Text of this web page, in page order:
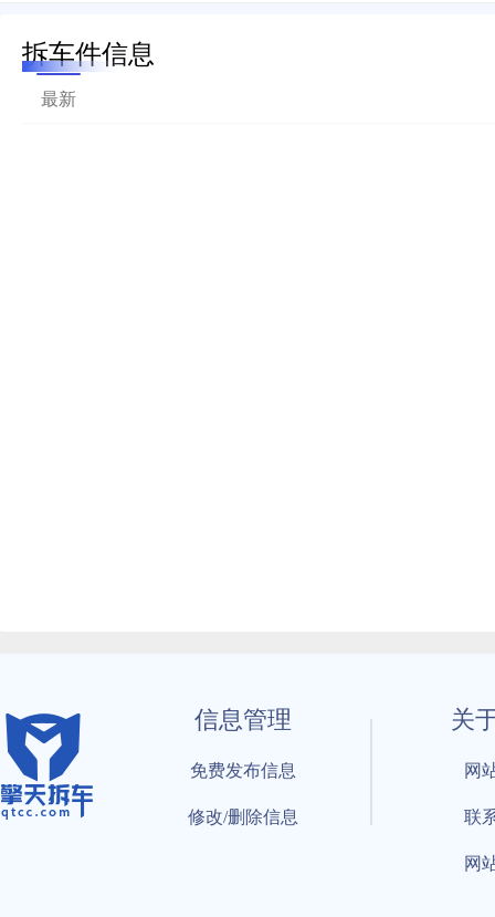
拆车件信息
最新
信息管理
免费发布信息
修改/删除信息
关
网
联
网